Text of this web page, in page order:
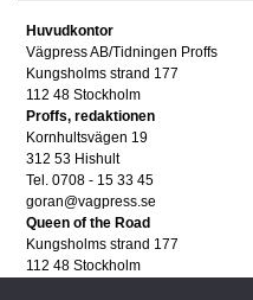
Huvudkontor
Vägpress AB/Tidningen Proffs
Kungsholms strand 177
112 48 Stockholm
Proffs, redaktionen
Kornhultsvägen 19
312 53 Hishult
Tel. 0708 - 15 33 45
goran@vagpress.se
Queen of the Road
Kungsholms strand 177
112 48 Stockholm